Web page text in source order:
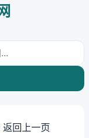
返回上一页